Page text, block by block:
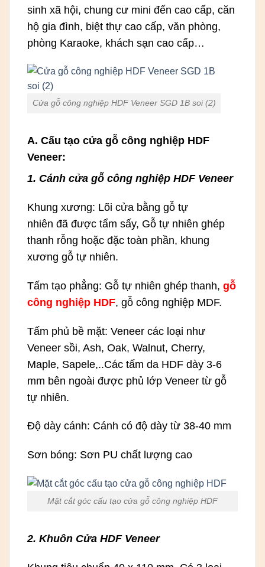
sinh xã hội, chung cư mini đến cao cấp, căn
hộ gia đình, biệt thự cao cấp, văn phòng,
phòng Karaoke, khách sạn cao cấp…
Cửa gỗ công nghiệp HDF Veneer SGD 1B soi (2)
A. Cấu tạo cửa gỗ công nghiệp HDF
Veneer:
1. Cánh cửa gỗ công nghiệp HDF Veneer
Khung xương: Lõi cửa bằng gỗ tự
nhiên đã được tẩm sấy, Gỗ tự nhiên ghép
thanh rỗng hoặc đặc toàn phần, khung
xương gỗ tự nhiên.
Tấm tạo phẳng: Gỗ tự nhiên ghép thanh, gỗ
công nghiệp HDF, gỗ công nghiệp MDF.
Tấm phủ bề mặt: Veneer các loại như
Veneer sồi, Ash, Oak, Walnut, Cherry,
Maple, Sapele,..Các tấm da HDF dày 3-6
mm bên ngoài được phủ lớp Veneer từ gỗ
tự nhiên.
Độ dày cánh: Cánh có độ dày từ 38-40 mm
Sơn bóng: Sơn PU chất lượng cao
Mặt cắt góc cấu tạo cửa gỗ công nghiệp HDF
2. Khuôn Cửa HDF Veneer